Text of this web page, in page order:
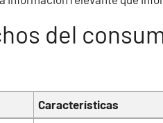
del
Características